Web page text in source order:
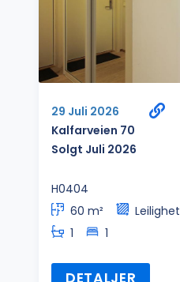
29 Juli 2026
Kalfarveien 70
Solgt Juli 2026
H0404
60 m²
Leilighet
1
1
DETALJER